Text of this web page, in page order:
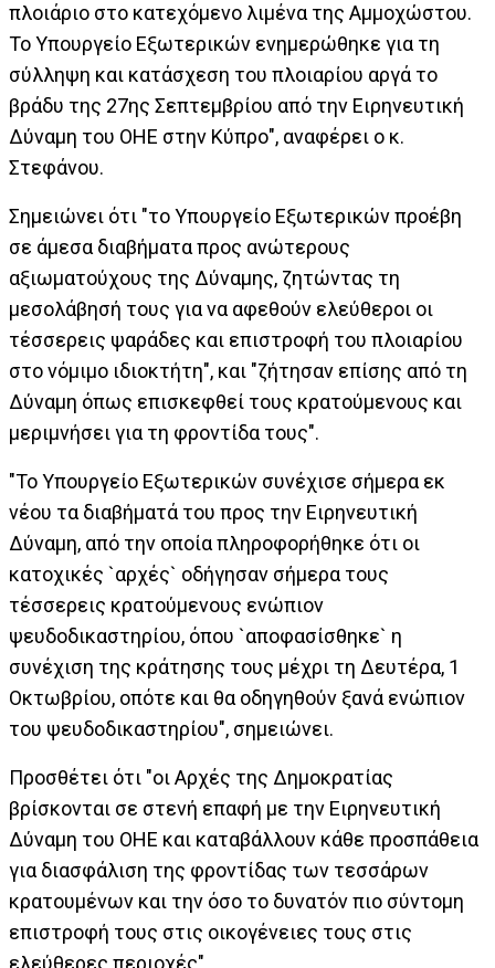
πλοιάριο στο κατεχόμενο λιμένα της Αμμοχώστου.
Το Υπουργείο Εξωτερικών ενημερώθηκε για τη
σύλληψη και κατάσχεση του πλοιαρίου αργά το
βράδυ της 27ης Σεπτεμβρίου από την Ειρηνευτική
Δύναμη του ΟΗΕ στην Κύπρο", αναφέρει ο κ.
Στεφάνου.
Σημειώνει ότι "το Υπουργείο Εξωτερικών προέβη
σε άμεσα διαβήματα προς ανώτερους
αξιωματούχους της Δύναμης, ζητώντας τη
μεσολάβησή τους για να αφεθούν ελεύθεροι οι
τέσσερεις ψαράδες και επιστροφή του πλοιαρίου
στο νόμιμο ιδιοκτήτη", και "ζήτησαν επίσης από τη
Δύναμη όπως επισκεφθεί τους κρατούμενους και
μεριμνήσει για τη φροντίδα τους".
"Το Υπουργείο Εξωτερικών συνέχισε σήμερα εκ
νέου τα διαβήματά του προς την Ειρηνευτική
Δύναμη, από την οποία πληροφορήθηκε ότι οι
κατοχικές `αρχές` οδήγησαν σήμερα τους
τέσσερεις κρατούμενους ενώπιον
ψευδοδικαστηρίου, όπου `αποφασίσθηκε` η
συνέχιση της κράτησης τους μέχρι τη Δευτέρα, 1
Οκτωβρίου, οπότε και θα οδηγηθούν ξανά ενώπιον
του ψευδοδικαστηρίου", σημειώνει.
Προσθέτει ότι "οι Αρχές της Δημοκρατίας
βρίσκονται σε στενή επαφή με την Ειρηνευτική
Δύναμη του ΟΗΕ και καταβάλλουν κάθε προσπάθεια
για διασφάλιση της φροντίδας των τεσσάρων
κρατουμένων και την όσο το δυνατόν πιο σύντομη
επιστροφή τους στις οικογένειες τους στις
ελεύθερες περιοχές".